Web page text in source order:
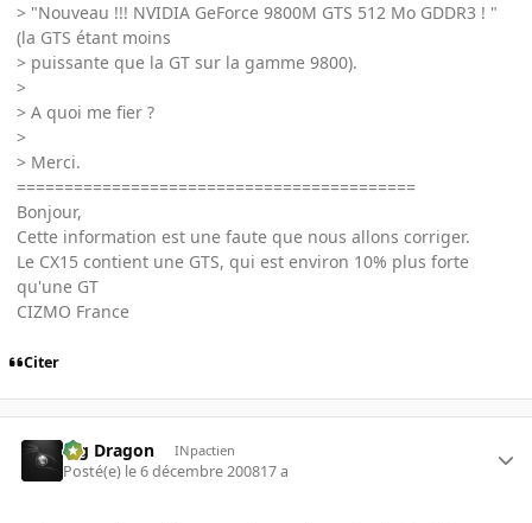
> "Nouveau !!! NVIDIA GeForce 9800M GTS 512 Mo GDDR3 ! "
(la GTS étant moins
> puissante que la GT sur la gamme 9800).
>
> A quoi me fier ?
>
> Merci.
==========================================
Bonjour,
Cette information est une faute que nous allons corriger.
Le CX15 contient une GTS, qui est environ 10% plus forte
qu'une GT
CIZMO France
Citer
Big Dragon INpactien
Posté(e) le 6 décembre 200817 a